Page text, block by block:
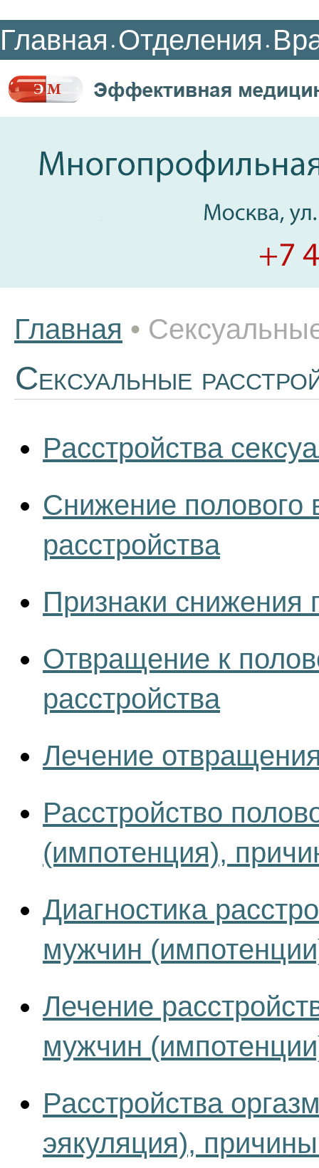
Главная • Отделения •
Главная •
Сексуальные
Расстройства
Снижение полового
расстройства
Признаки снижения
Отвращение к
расстройства
Лечение
Расстройство
(импотенция),
Диагностика
мужчин
Лечение
мужчин
Расстройства
эякуляция),